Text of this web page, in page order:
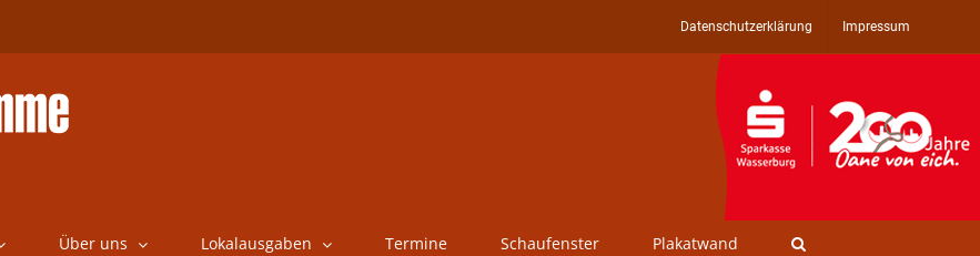
Datenschutzerklärung Impressum
Über uns Lokalausgaben Termine Schaufenster Plakatwand